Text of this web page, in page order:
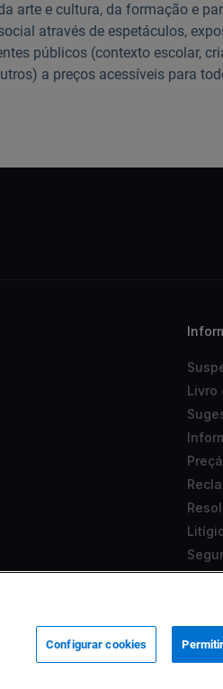
arte e cultura, da formação e
através de espetáculos,
públicos (contexto escolar,
a preços acessíveis para
Livro
da ASF sob o nº 419501357.
Configurar cookies